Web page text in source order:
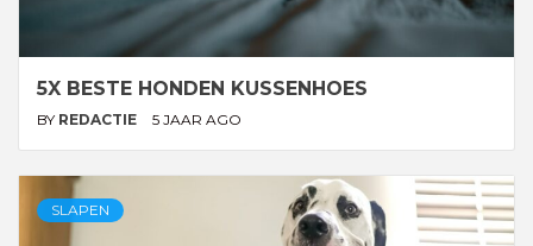
5X BESTE HONDEN KUSSENHOES
BY REDACTIE 5 JAAR AGO
SLAPEN